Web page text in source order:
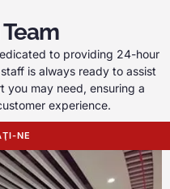
to providing 24-hour
is always ready to assist
you may need, ensuring a
experience.
NE